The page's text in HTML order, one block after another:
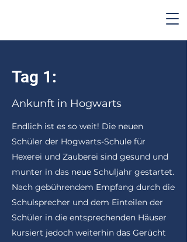
Tag 1:
Ankunft in Hogwarts
Endlich ist es so weit! Die neuen
Schüler der Hogwarts-Schule für
Hexerei und Zauberei sind gesund und
munter in das neue Schuljahr gestartet.
Nach gebührendem Empfang durch die
Schulsprecher und dem Einteilen der
Schüler in die entsprechenden Häuser
kursiert jedoch weiterhin das Gerücht